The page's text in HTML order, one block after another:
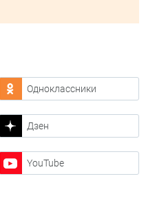
Одноклассники
Дзен
YouTube